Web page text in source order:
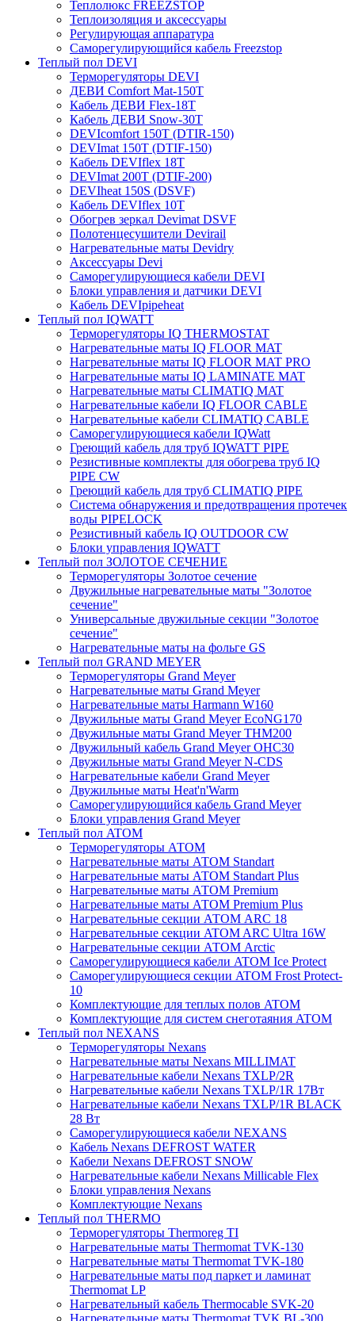
Теплолюкс FREEZSTOP
Теплоизоляция и аксессуары
Регулирующая аппаратура
Cаморегулирующийся кабель Freezstop
Теплый пол DEVI
Терморегуляторы DEVI
ДЕВИ Comfort Mat-150T
Кабель ДЕВИ Flex-18T
Кабель ДЕВИ Snow-30T
DEVIcomfort 150T (DTIR-150)
DEVImat 150T (DTIF-150)
Кабель DEVIflex 18T
DEVImat 200T (DTIF-200)
DEVIheat 150S (DSVF)
Кабель DEVIflex 10T
Обогрев зеркал Devimat DSVF
Полотенцесушители Devirail
Нагревательные маты Devidry
Аксессуары Devi
Саморегулирующиеся кабели DEVI
Блоки управления и датчики DEVI
Кабель DEVIpipeheat
Теплый пол IQWATT
Терморегуляторы IQ THERMOSTAT
Нагревательные маты IQ FLOOR MAT
Нагревательные маты IQ FLOOR MAT PRO
Нагревательные маты IQ LAMINATE MAT
Нагревательные маты CLIMATIQ MAT
Нагревательные кабели IQ FLOOR CABLE
Нагревательные кабели CLIMATIQ CABLE
Саморегулирующиеся кабели IQWatt
Греющий кабель для труб IQWATT PIPE
Резистивные комплекты для обогрева труб IQ
PIPE CW
Греющий кабель для труб CLIMATIQ PIPE
Система обнаружения и предотвращения протечек
воды PIPELOCK
Резистивный кабель IQ OUTDOOR CW
Блоки управления IQWATT
Теплый пол ЗОЛОТОЕ СЕЧЕНИЕ
Терморегуляторы Золотое сечение
Двужильные нагревательные маты "Золотое
сечение"
Универсальные двужильные секции "Золотое
сечение"
Нагревательные маты на фольге GS
Теплый пол GRAND MEYER
Терморегуляторы Grand Meyer
Нагревательные маты Grand Meyer
Нагревательные маты Harmann W160
Двужильные маты Grand Meyer EcoNG170
Двужильные маты Grand Meyer THM200
Двужильный кабель Grand Meyer OHC30
Двужильные маты Grand Meyer N-CDS
Нагревательные кабели Grand Meyer
Двужильные маты Heat'n'Warm
Саморегулирующийся кабель Grand Meyer
Блоки управления Grand Meyer
Теплый пол ATOM
Терморегуляторы АТОМ
Нагревательные маты АТОМ Standart
Нагревательные маты АТОМ Standart Plus
Нагревательные маты АТОМ Premium
Нагревательные маты АТОМ Premium Plus
Нагревательные секции АТОМ ARC 18
Нагревательные секции ATOM ARC Ultra 16W
Нагревательные секции АТОМ Arctic
Саморегулирующиеся кабели ATOM Ice Protect
Саморегулирующиеся секции ATOM Frost Protect-
10
Комплектующие для теплых полов ATOM
Комплектующие для систем снеготаяния ATOM
Теплый пол NEXANS
Терморегуляторы Nexans
Нагревательные маты Nexans MILLIMAT
Нагревательные кабели Nexans TXLP/2R
Нагревательные кабели Nexans TXLP/1R 17Вт
Нагревательные кабели Nexans TXLP/1R BLACK
28 Вт
Саморегулирующиеся кабели NEXANS
Кабель Nexans DEFROST WATER
Кабели Nexans DEFROST SNOW
Нагревательные кабели Nexans Millicable Flex
Блоки управления Nexans
Комплектующие Nexans
Теплый пол THERMO
Терморегуляторы Thermoreg TI
Нагревательные маты Thermomat TVK-130
Нагревательные маты Thermomat TVK-180
Нагревательные маты под паркет и ламинат
Thermomat LP
Нагревательный кабель Thermocable SVK-20
Нагревательные маты Thermomat TVK BL-300